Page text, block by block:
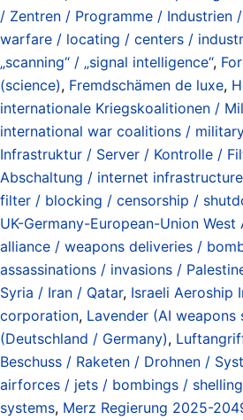
/ Zentren / Programme / Industrien
warfare / locating / centers /
„scanning“ / „signal intelligence“,
(science), Fremdschämen de luxe,
internationale Kriegskoalitionen /
international war coalitions /
Infrastruktur / Server / Kontrolle /
Abschaltung / internet
filter / blocking / censorship /
UK-Germany-European-Union
alliance / weapons deliveries /
assassinations / invasions /
Syria / Iran / Qatar, Israeli Aeroship
corporation, Lavender (AI weapons
(Deutschland / Germany),
Beschuss / Raketen / Drohnen /
airforces / jets / bombings /
systems, Merz Regierung 2025-